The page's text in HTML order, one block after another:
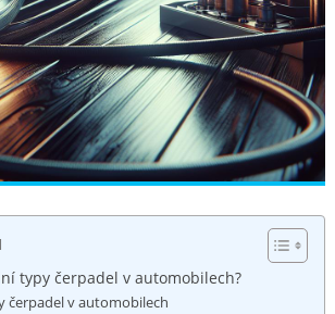
‌typy čerpadel v automobilech?
čerpadel v‍ automobilech